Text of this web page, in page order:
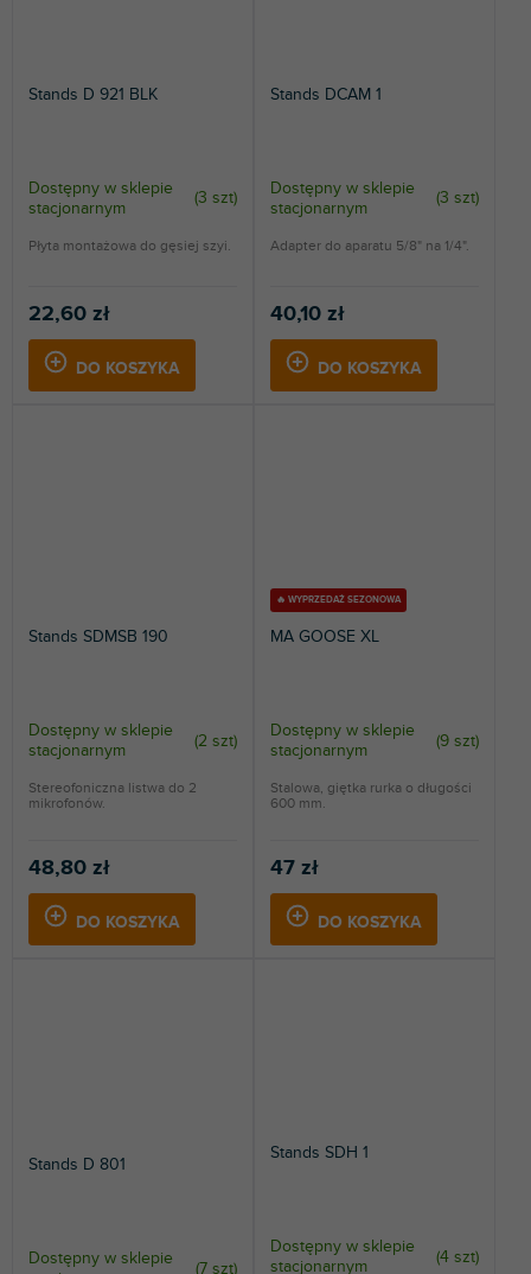
Stands D 921 BLK
Dostępny w sklepie
stacjonarnym
(3 szt)
22,60 zł
DO KOSZYKA
Płyta montażowa do gęsiej szyi.
Stands DCAM 1
Dostępny w sklepie
stacjonarnym
(3 szt)
40,10 zł
DO KOSZYKA
Adapter do aparatu 5/8" na 1/4".
Stands SDMSB 190
Dostępny w sklepie
stacjonarnym
(2 szt)
48,80 zł
DO KOSZYKA
Stereofoniczna listwa do 2
mikrofonów.
🔥 WYPRZEDAŻ SEZONOWA
MA GOOSE XL
Dostępny w sklepie
stacjonarnym
(9 szt)
47 zł
DO KOSZYKA
Stalowa, giętka rurka o długości
600 mm.
Stands D 801
Dostępny w sklepie
(7 szt)
Stands SDH 1
Dostępny w sklepie
stacjonarnym
(4 szt)